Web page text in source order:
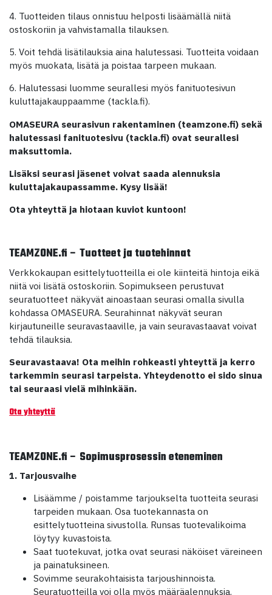
4. Tuotteiden tilaus onnistuu helposti lisäämällä niitä
ostoskoriin ja vahvistamalla tilauksen.
5. Voit tehdä lisätilauksia aina halutessasi. Tuotteita voidaan
myös muokata, lisätä ja poistaa tarpeen mukaan.
6. Halutessasi luomme seurallesi myös fanituotesivun
kuluttajakauppaamme (tackla.fi).
OMASEURA seurasivun rakentaminen (teamzone.fi) sekä
halutessasi fanituotesivu (tackla.fi) ovat seurallesi
maksuttomia.
Lisäksi seurasi jäsenet voivat saada alennuksia
kuluttajakaupassamme. Kysy lisää!
Ota yhteyttä ja hiotaan kuviot kuntoon!
TEAMZONE.fi – Tuotteet ja tuotehinnat
Verkkokaupan esittelytuotteilla ei ole kiinteitä hintoja eikä
niitä voi lisätä ostoskoriin. Sopimukseen perustuvat
seuratuotteet näkyvät ainoastaan seurasi omalla sivulla
kohdassa OMASEURA. Seurahinnat näkyvät seuran
kirjautuneille seuravastaaville, ja vain seuravastaavat voivat
tehdä tilauksia.
Seuravastaava! Ota meihin rohkeasti yhteyttä ja kerro
tarkemmin seurasi tarpeista. Yhteydenotto ei sido sinua
tai seuraasi vielä mihinkään.
Ota yhteyttä
TEAMZONE.fi – Sopimusprosessin eteneminen
1. Tarjousvaihe
Lisäämme / poistamme tarjoukselta tuotteita seurasi
tarpeiden mukaan. Osa tuotekannasta on
esittelytuotteina sivustolla. Runsas tuotevalikoima
löytyy kuvastoista.
Saat tuotekuvat, jotka ovat seurasi näköiset väreineen
ja painatuksineen.
Sovimme seurakohtaisista tarjoushinnoista.
Seuratuotteilla voi olla myös määräalennuksia.